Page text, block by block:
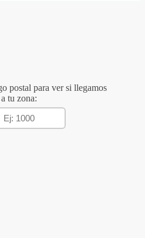
postal para ver si llegamos
a tu zona: